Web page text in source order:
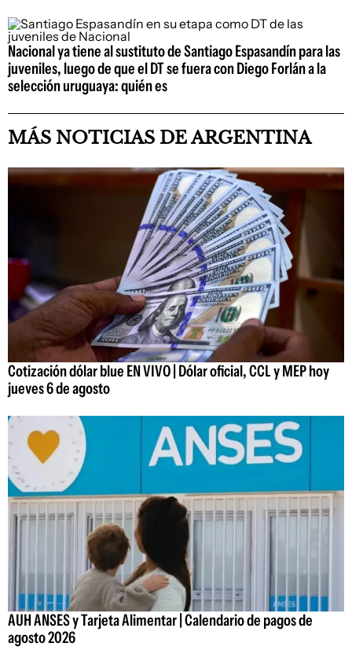
Nacional ya tiene al sustituto de Santiago Espasandín para las
juveniles, luego de que el DT se fuera con Diego Forlán a la
selección uruguaya: quién es
MÁS NOTICIAS DE ARGENTINA
Cotización dólar blue EN VIVO | Dólar oficial, CCL y MEP hoy
jueves 6 de agosto
AUH ANSES y Tarjeta Alimentar | Calendario de pagos de
agosto 2026